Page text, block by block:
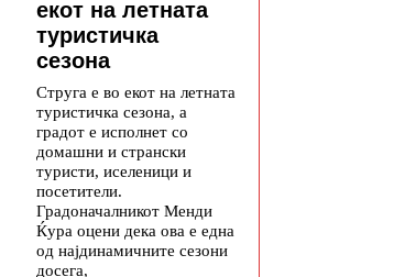
екот на летната
туристичка
сезона
Струга е во екот на летната
туристичка сезона, а
градот е исполнет со
домашни и странски
туристи, иселеници и
посетители.
Градоначалникот Менди
Ќура оцени дека ова е една
од најдинамичните сезони
досега,